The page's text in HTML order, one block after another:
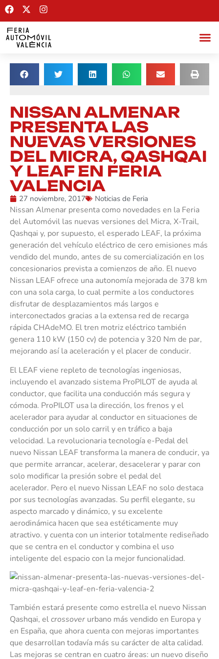
NISSAN ALMENAR
PRESENTA LAS
NUEVAS VERSIONES
DEL MICRA, QASHQAI
Y LEAF EN FERIA
VALENCIA
27 noviembre, 2017 Noticias de Feria
Nissan Almenar presenta como novedades en la Feria
del Automóvil las nuevas versiones del Micra, X-Trail,
Qashqai y, por supuesto, el esperado LEAF, la próxima
generación del vehículo eléctrico de cero emisiones más
vendido del mundo, antes de su comercialización en los
concesionarios prevista a comienzos de año. El nuevo
Nissan LEAF ofrece una autonomía mejorada de 378 km
con una sola carga, lo cual permite a los conductores
disfrutar de desplazamientos más largos e
interconectados gracias a la extensa red de recarga
rápida CHAdeMO. El tren motriz eléctrico también
genera 110 kW (150 cv) de potencia y 320 Nm de par,
mejorando así la aceleración y el placer de conducir.
El LEAF viene repleto de tecnologías ingeniosas,
incluyendo el avanzado sistema ProPILOT de ayuda al
conductor, que facilita una conducción más segura y
cómoda. ProPILOT usa la dirección, los frenos y el
acelerador para ayudar al conductor en situaciones de
conducción por un solo carril y en tráfico a baja
velocidad. La revolucionaria tecnología e-Pedal del
nuevo Nissan LEAF transforma la manera de conducir, ya
que permite arrancar, acelerar, desacelerar y parar con
solo modificar la presión sobre el pedal del
acelerador. Pero el nuevo Nissan LEAF no solo destaca
por sus tecnologías avanzadas. Su perfil elegante, su
aspecto marcado y dinámico, y su excelente
aerodinámica hacen que sea estéticamente muy
atractivo. y cuenta con un interior totalmente rediseñado
que se centra en el conductor y combina el uso
inteligente del espacio con la mejor funcionalidad.
También estará presente como estrella el nuevo Nissan
Qashqai, elcrossover urbano más vendido en Europa y
en España, que ahora cuenta con mejoras importantes
que desarrollan todavía más su carácter de alta calidad.
Las mejoras se centran en cuatro áreas: un nuevo diseño